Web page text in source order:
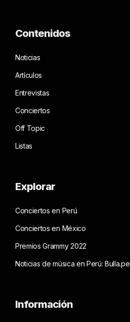
Contenidos
Noticias
Artículos
Entrevistas
Conciertos
Off Topic
Listas
Explorar
Conciertos en Perú
Conciertos en México
Premios Grammy 2022
Noticias de música en Perú: Bulla.pe
Información